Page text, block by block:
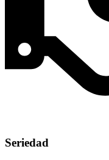
Seriedad